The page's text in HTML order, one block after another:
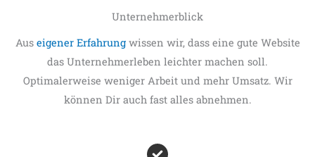
Unternehmerblick
Aus eigener Erfahrungwissen wir, dass eine gute Website
das Unternehmerleben leichter machen soll.
Optimalerweise weniger Arbeit und mehr Umsatz. Wir
können Dir auch fast alles abnehmen.